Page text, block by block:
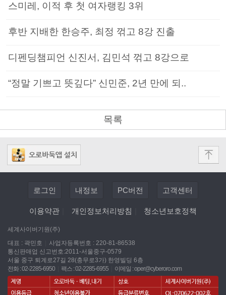
스미레, 이적 후 첫 여자랭킹 3위
후반 지배한 한승주, 최정 꺾고 8강 진출
디펜딩챔피언 신진서, 김민석 꺾고 8강으로
“정말 기쁘고 뜻깊다” 신민준, 2년 만에 되..
목록
로그인 내정보 PC버전 고객센터
이용약관 개인정보처리방침 청소년보호정책
세계사이버기원(주)
대표 : 곽민호
사업자등록번호 : 220-81-86538
통신판매업 신고번호:2011-서울중구-0579
서울 중구 퇴계로27길 28(충무로3가) 한영빌딩 6층
전화 : 02-2285-6950
팩스 : 02-2285-6955 이메일 :oper@cyberoro.com